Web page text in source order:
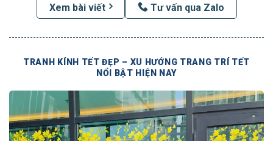
Xem bài viết Tư vấn qua Zalo
TRANH KÍNH TẾT ĐẸP – XU HƯỚNG TRANG TRÍ TẾT
NỔI BẬT HIỆN NAY